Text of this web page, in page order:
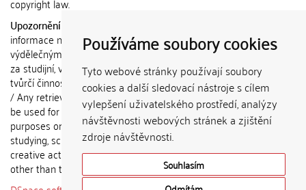
Používáme soubory cookies
Tyto webové stránky používají soubory
cookies a další sledovací nástroje s cílem
vylepšení uživatelského prostředí, analýzy
návštěvnosti webových stránek a zjištění
zdroje návštěvnosti.
Souhlasím
Upozornění / Notice:
informace nemohou být použity k
výdělečným účelům nebo vydávány
za studijní, vědeckou nebo jinou
tvůrčí činnost jiné osoby než autora.
/ Any retrieved information shall not
be used for any commercial
purposes or claimed as results of
studying, scientific or any other
creative activities of any person
other than the author.